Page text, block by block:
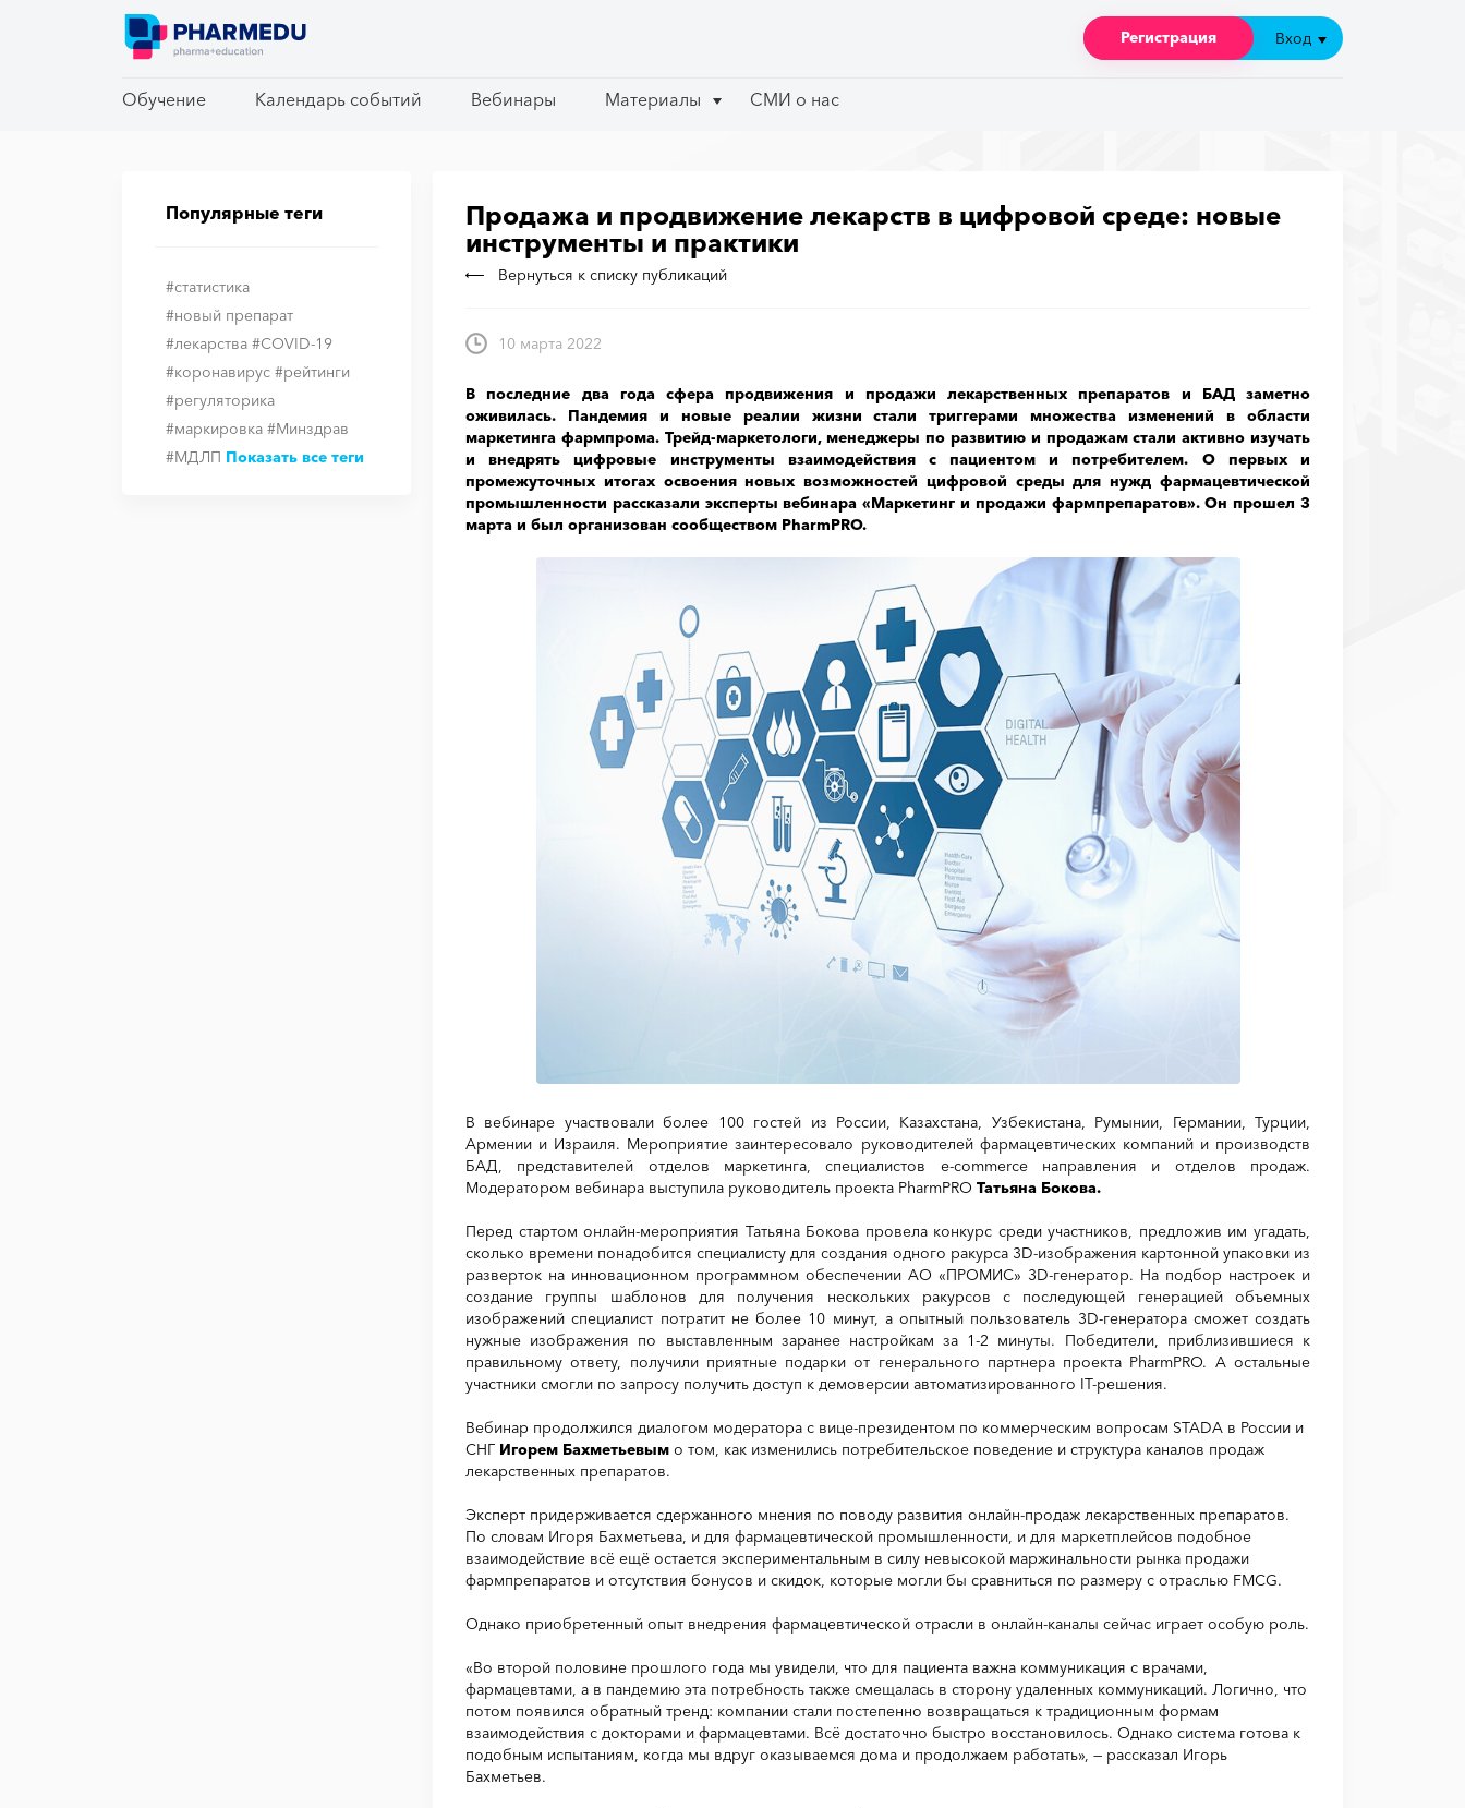
Обучение Календарь событий Вебинары Материалы СМИ о нас
Регистрация Вход
Обучение Календарь событий Вебинары Материалы СМИ о нас
Регистрация Вход
Популярные теги
#статистика
#новый препарат
#лекарства #COVID-19
#коронавирус #рейтинги
#регуляторика
#маркировка #Минздрав
#МДЛП Показать все теги
Продажа и продвижение лекарств в цифровой среде: новые
инструменты и практики
Вернуться к списку публикаций
10 марта 2022
В последние два года сфера продвижения и продажи лекарственных препаратов и БАД заметно
оживилась. Пандемия и новые реалии жизни стали триггерами множества изменений в области
маркетинга фармпрома. Трейд-маркетологи, менеджеры по развитию и продажам стали активно изучать
и внедрять цифровые инструменты взаимодействия с пациентом и потребителем. О первых и
промежуточных итогах освоения новых возможностей цифровой среды для нужд фармацевтической
промышленности рассказали эксперты вебинара «Маркетинг и продажи фармпрепаратов». Он прошел 3
марта и был организован сообществом PharmPRO.
В вебинаре участвовали более 100 гостей из России, Казахстана, Узбекистана, Румынии, Германии, Турции,
Армении и Израиля. Мероприятие заинтересовало руководителей фармацевтических компаний и производств
БАД, представителей отделов маркетинга, специалистов e-commerce направления и отделов продаж.
Модератором вебинара выступила руководитель проекта PharmPRO Татьяна Бокова.
Перед стартом онлайн-мероприятия Татьяна Бокова провела конкурс среди участников, предложив им угадать,
сколько времени понадобится специалисту для создания одного ракурса 3D-изображения картонной упаковки из
разверток на инновационном программном обеспечении АО «ПРОМИС» 3D-генератор. На подбор настроек и
создание группы шаблонов для получения нескольких ракурсов с последующей генерацией объемных
изображений специалист потратит не более 10 минут, а опытный пользователь 3D-генератора сможет создать
нужные изображения по выставленным заранее настройкам за 1-2 минуты. Победители, приблизившиеся к
правильному ответу, получили приятные подарки от генерального партнера проекта PharmPRO. А остальные
участники смогли по запросу получить доступ к демоверсии автоматизированного IT-решения.
Вебинар продолжился диалогом модератора с вице‑президентом по коммерческим вопросам STADA в России и
СНГ Игорем Бахметьевым о том, как изменились потребительское поведение и структура каналов продаж
лекарственных препаратов.
Эксперт придерживается сдержанного мнения по поводу развития онлайн-продаж лекарственных препаратов.
По словам Игоря Бахметьева, и для фармацевтической промышленности, и для маркетплейсов подобное
взаимодействие всё ещё остается экспериментальным в силу невысокой маржинальности рынка продажи
фармпрепаратов и отсутствия бонусов и скидок, которые могли бы сравниться по размеру с отраслью FMCG.
Однако приобретенный опыт внедрения фармацевтической отрасли в онлайн-каналы сейчас играет особую роль.
«Во второй половине прошлого года мы увидели, что для пациента важна коммуникация с врачами,
фармацевтами, а в пандемию эта потребность также смещалась в сторону удаленных коммуникаций. Логично, что
потом появился обратный тренд: компании стали постепенно возвращаться к традиционным формам
взаимодействия с докторами и фармацевтами. Всё достаточно быстро восстановилось. Однако система готова к
подобным испытаниям, когда мы вдруг оказываемся дома и продолжаем работать», — рассказал Игорь
Бахметьев.